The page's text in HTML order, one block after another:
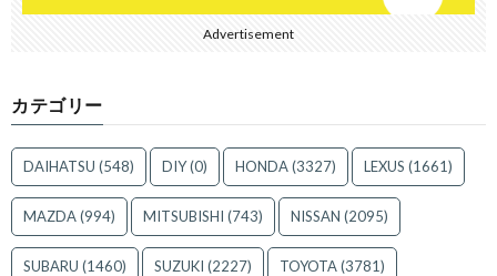
Advertisement
カテゴリー
DAIHATSU (548) DIY(0) HONDA(3327) LEXUS (1661)
MAZDA(994) MITSUBISHI (743) NISSAN (2095)
SUBARU (1460) SUZUKI (2227) TOYOTA(3781)